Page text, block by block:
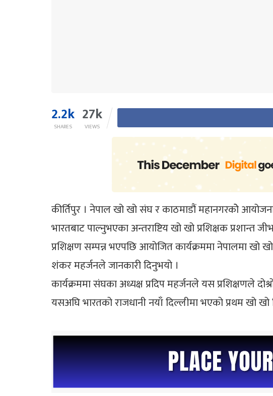
2.2k
SHARES
27k
VIEWS
कीर्तिपुर । नेपाल खो खो संघ र काठमाडौं महानगरकोे
भारतबाट पाल्नुभएका अन्तराष्टिय खो खो प्रशिक्षक प्रशान्त
प्रशिक्षण सम्पन्न भएपछि आयोजित कार्यक्रममा नेपालमा खो
शंकर महर्जनले जानकारी दिनुभयो ।
कार्यक्रममा संघका अध्यक्ष प्रदिप महर्जनले यस प्रशिक्षणले
यसअघि भारतको राजधानी नयाँ दिल्लीमा भएको प्रथम खो